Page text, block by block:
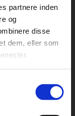
partnere inden
og
disse
dem, eller som
og
Du
priser ekskl.